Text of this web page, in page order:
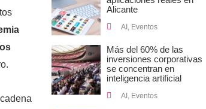
Alicante
AI , Eventos
Más del 60% de las
inversiones corporativas
se concentran en
inteligencia artificial
AI , Eventos